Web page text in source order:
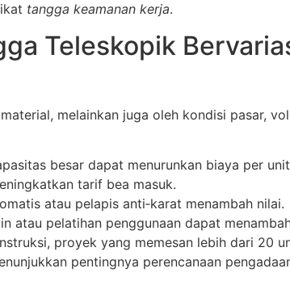
tangga keamanan kerja.
Teleskopik
melainkan juga oleh kondisi pasar,
besar dapat menurunkan biaya per
tarif bea masuk.
atau pelapis anti‑karat menambah nilai.
atau pelatihan penggunaan dapat
proyek yang memesan lebih dari 20
pentingnya perencanaan